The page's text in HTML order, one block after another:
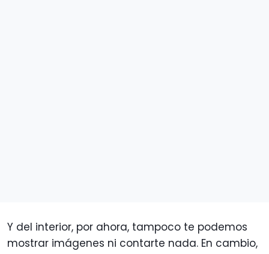
Y del interior, por ahora, tampoco te podemos
mostrar imágenes ni contarte nada. En cambio,